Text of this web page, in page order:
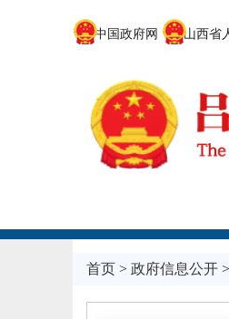
中国政府网 山西省人
首页> 政府信息公开